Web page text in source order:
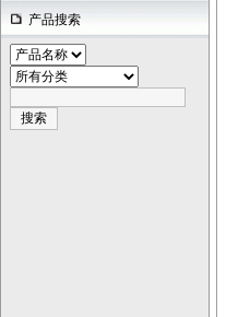
产品搜索